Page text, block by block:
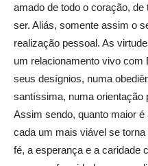
amado de todo o coração,
ser. Aliás, somente assim o
realização pessoal. As
um relacionamento vivo com
seus desígnios, numa
santíssima, numa orientação
Assim sendo, quanto maior
cada um mais viável se
fé, a esperança e a caridade